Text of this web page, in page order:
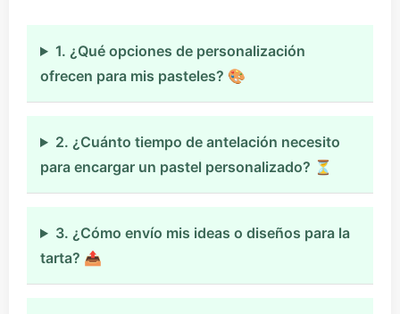
1. ¿Qué opciones de personalización
ofrecen para mis pasteles? 🎨
2. ¿Cuánto tiempo de antelación necesito
para encargar un pastel personalizado? ⏳
3. ¿Cómo envío mis ideas o diseños para la
tarta? 📤